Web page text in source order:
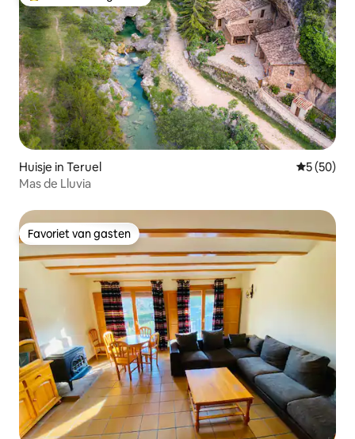
Huisje in Teruel
5 (50)
Mas de Lluvia
Favoriet van gasten
Favoriet van gasten